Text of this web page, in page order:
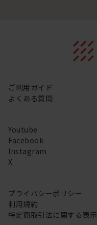
ご利用ガイド
よくある質問
Youtube
Facebook
Instagram
X
プライバシーポリシー
利用規約
特定商取引法に関する表示